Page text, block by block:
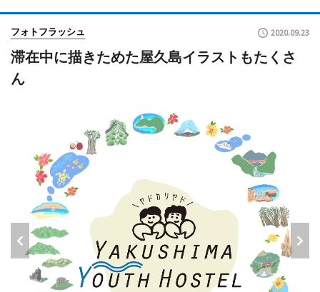
フォトフラッシュ 2020.09.23
滞在中に描きためた屋久島イラストもたくさ
ん